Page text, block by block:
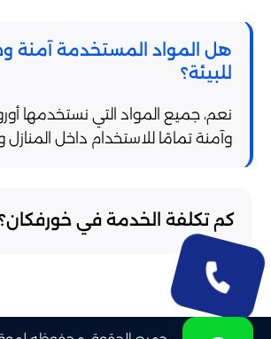
هل المواد المستخدمة آمنة
للبيئة؟
نعم، جميع المواد التي نستخدمها
وآمنة تمامًا للاستخدام داخل المنازل
كم تكلفة الخدمة في